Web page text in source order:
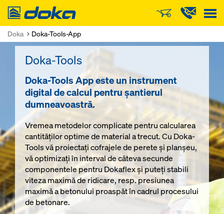
Doka
Doka Doka-Tools-App
Doka-Tools
Doka-Tools App este un instrument
digital de calcul pentru şantierul
dumneavoastră.
Vremea metodelor complicate pentru calcularea
cantităţilor optime de material a trecut. Cu Doka-
Tools vă proiectaţi cofrajele de perete şi planşeu,
vă optimizaţi în interval de câteva secunde
componentele pentru Dokaflex şi puteţi stabili
viteza maximă de ridicare, resp. presiunea
maximă a betonului proaspăt în cadrul procesului
de betonare.